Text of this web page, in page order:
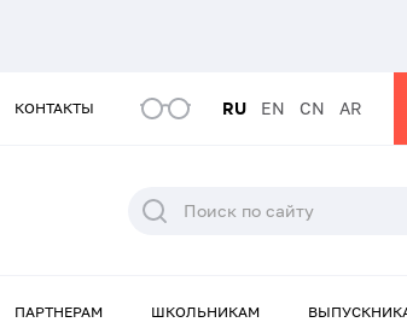
КОНТАКТЫ RU EN CN AR
ПАРТНЕРАМ ШКОЛЬНИКАМ